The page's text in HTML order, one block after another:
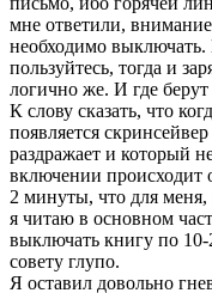
мне ответили,
необходимо
пользуйтесь, тогда и
логично же. И где
К слову сказать, что
появляется
раздражает и который
включении происходит
2 минуты, что для меня,
я читаю в основном
выключать книгу по 10-
совету глупо.
Я оставил довольно